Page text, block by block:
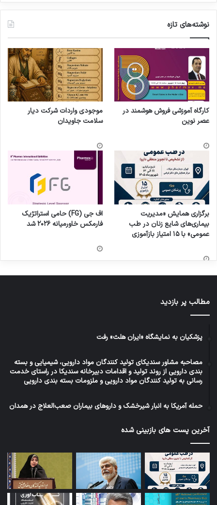
نوشته‌های تازه
کارگاه آموزشی فروش هوشمند در
عصر نوین
موجودی واردات شرکت دیار
سلامت جاویدان
برگزاری همایش «مدیریت
بیماری‌های شایع زنان در طب
عمومی» با ۱۵ امتیاز بازآموزی
اف جی (FG) حامی استراتژیک
فارمکس خاورمیانه ۲۰۲۶ شد
مطالب پر بازدید
پزشکیان به نمایشگاه «ایران هلث» رفت
مصاحبه مشاور سندیکای تولید کنندگان مواد دارویی، شیمیایی و بسته
بندی دارویی از روند تولید و اقدامات دبیرخانه سندیکا در راستای خدمت
رسانی به تولید کنندگان مواد دارویی و ملزومات بسته بندی دارویی
حمله آمریکا به انبار شیرخشک و داروهای بیماران صعب‌العلاج در همدان
آخرین پست های بازبینی شده